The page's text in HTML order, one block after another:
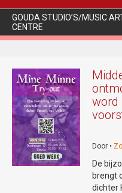
GOUDA STUDIO’S/MUSIC
CENTRE
word
Door •
De
brengt
dichter